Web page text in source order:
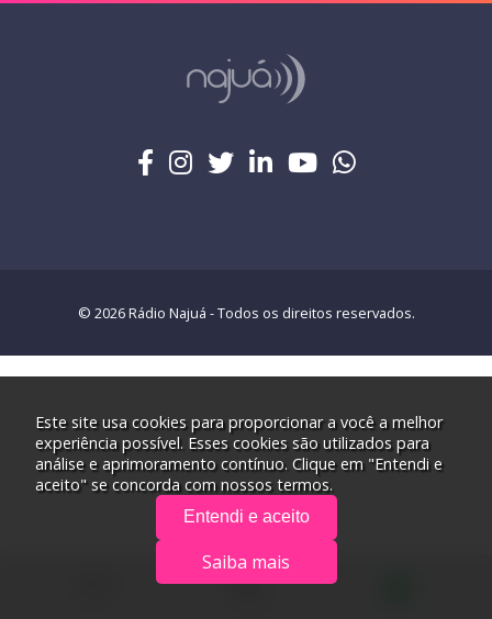
© 2026 Rádio Najuá - Todos os direitos reservados.
Este site usa cookies para proporcionar a você a melhor
experiência possível. Esses cookies são utilizados para
análise e aprimoramento contínuo. Clique em "Entendi e
aceito" se concorda com nossos termos.
Entendi e aceito
Saiba mais